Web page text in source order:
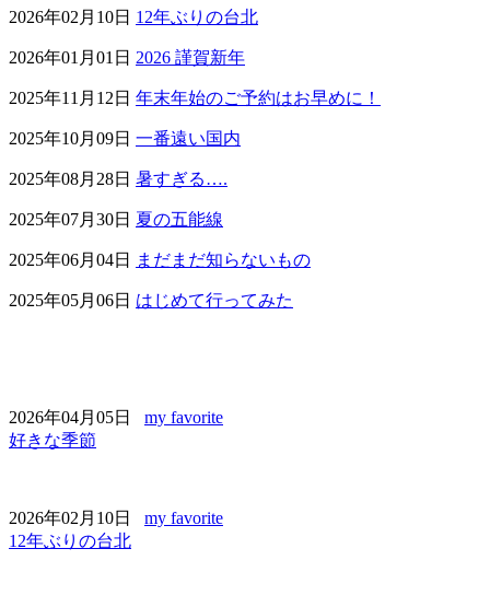
2026年02月10日 12年ぶりの台北
2026年01月01日 2026 謹賀新年
2025年11月12日 年末年始のご予約はお早めに！
2025年10月09日 一番遠い国内
2025年08月28日 暑すぎる….
2025年07月30日 夏の五能線
2025年06月04日 まだまだ知らないもの
2025年05月06日 はじめて行ってみた
2026年04月05日 my favorite
好きな季節
2026年02月10日 my favorite
12年ぶりの台北